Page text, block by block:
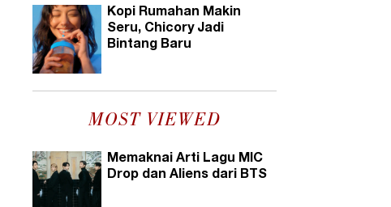
Kopi Rumahan Makin
Seru, Chicory Jadi
Bintang Baru
MOST VIEWED
Memaknai Arti Lagu MIC
Drop dan Aliens dari BTS